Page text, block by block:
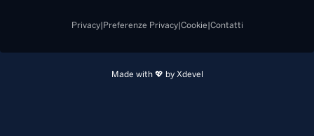
Privacy| Preferenze Privacy| Cookie Contatti
Made with 💖 by Xdevel